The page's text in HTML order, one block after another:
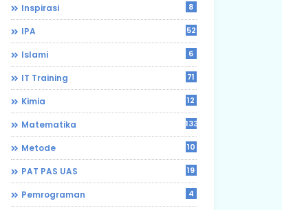
Inspirasi 8
IPA 52
Islami 6
IT Training 71
Kimia 12
Matematika 133
Metode 10
PAT PAS UAS 19
Pemrograman 4